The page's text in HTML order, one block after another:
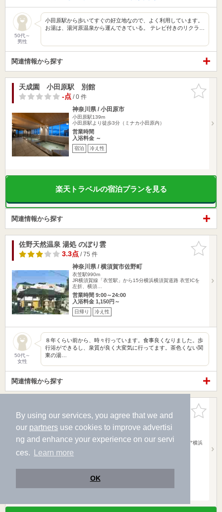
By using our services, you agree that we and
our partners use cookies to improve advertisi
ng and enhance your experience on our servi
ces.
Learn more
OK
50代～
男性
小田原駅から歩いてすぐの好立地なので、よく利用しています。
お湯は、湯河原温泉から運んできている。 テレビ付きのリクラ…
関連情報から探す
お気に入
りに追加
天成園 小田原駅 別館
-点/ 0 件
神奈川県 / 小田原市
小田原駅139m
小田原駅より徒歩3分（ミナカ小田原内）
営業時間
入浴料金 ～
宿泊 冷え性
楽天トラベルの宿泊プランを見る
関連情報から探す
お気に入
りに追加
佐野天然温泉 湯処 のぼり雲
3.3点/ 75 件
神奈川県 / 横須賀市佐野町
衣笠駅990m
JR横須賀線「衣笠駅」から15分横浜横須賀道路 衣笠ICを
左折、横須…
営業時間 9:00～24:00
入浴料金 1,150円～
日帰り 冷え性
50代～
女性
８年くらい前から、時々行っています。食事良くなりました。歩
行浴ができるし、泉質が良く大変気に行ってます。茶色くない関
東の湯…
関連情報から探す
お気に入
りに追加
3.7点/ 207 件
神奈川県 / 横浜市中区
みなとみらい駅529m
みなとみらい線 みなとみらい駅、クイーンズスクエア横浜
営業時間 0:00～24:00